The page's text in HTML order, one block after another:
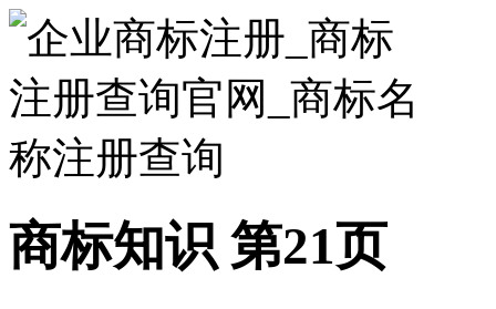
商标知识 第21页